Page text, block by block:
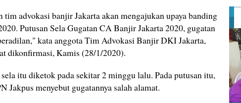
tim advokasi banjir Jakarta akan mengajukan upaya banding
Putusan Sela Gugatan CA Banjir Jakarta 2020, gugatan
kata anggota Tim Advokasi Banjir DKI Jakarta,
dikonfirmasi, Kamis (28/1/2020).
itu diketok pada sekitar 2 minggu lalu. Pada putusan itu,
Jakpus menyebut gugatannya salah alamat.